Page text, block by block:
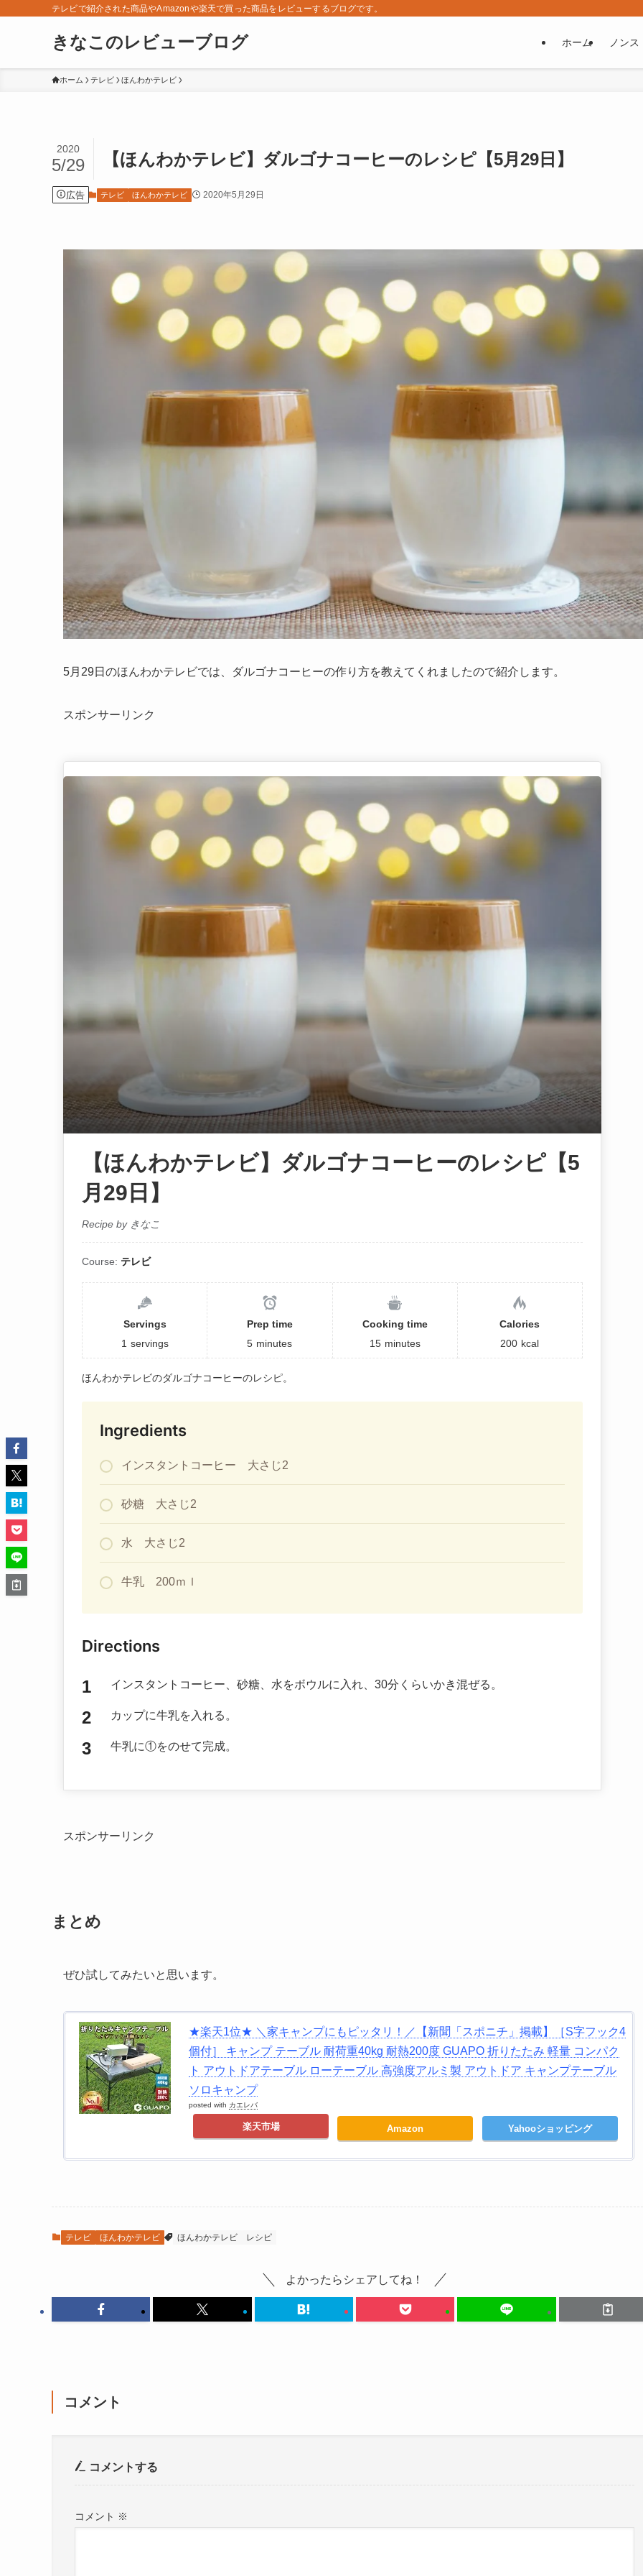
テレビで紹介された商品やAmazonや楽天で買った商品をレビューするブログです。
きなこのレビューブログ ホーム ノン
ホーム テレビ ほんわかテレビ
【ほんわかテレビ】ダルゴナコーヒーのレシピ【5月29日】
2020
5/29
広告 テレビ ほんわかテレビ 2020年5月29日
5月29日のほんわかテレビでは、ダルゴナコーヒーの作り方を教えてくれましたので紹介します。
スポンサーリンク
【ほんわかテレビ】ダルゴナコーヒーのレシピ【5
月29日】
Recipe by きなこ
Course: テレビ
Servings
1 servings
Prep time
5 minutes
Cooking time
15 minutes
Calories
200 kcal
ほんわかテレビのダルゴナコーヒーのレシピ。
Ingredients
インスタントコーヒー 大さじ2
砂糖 大さじ2
水 大さじ2
牛乳 200ｍｌ
Directions
インスタントコーヒー、砂糖、水をボウルに入れ、30分くらいかき混ぜる。
カップに牛乳を入れる。
牛乳に①をのせて完成。
スポンサーリンク
まとめ
ぜひ試してみたいと思います。
★楽天1位★ ＼家キャンプにもピッタリ！／【新聞「スポニチ」掲載】［S字フック4
個付］ キャンプ テーブル 耐荷重40kg 耐熱200度 GUAPO 折りたたみ 軽量 コンパク
ト アウトドアテーブル ローテーブル 高強度アルミ製 アウトドア キャンプテーブル
ソロキャンプ
posted with カエレバ
楽天市場 Amazon Yahooショッピング
テレビ ほんわかテレビ ほんわかテレビ レシピ
よかったらシェアしてね！
コメント
コメントする
コメント ※